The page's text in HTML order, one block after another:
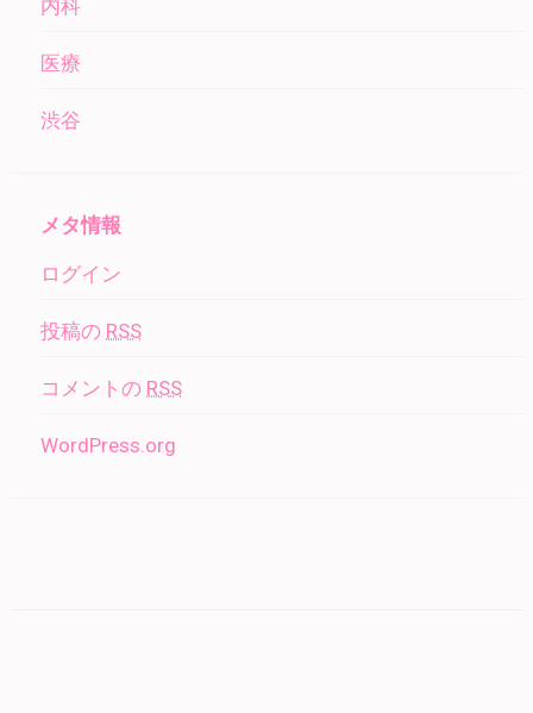
内科
医療
渋谷
メタ情報
ログイン
投稿の RSS
コメントの RSS
WordPress.org